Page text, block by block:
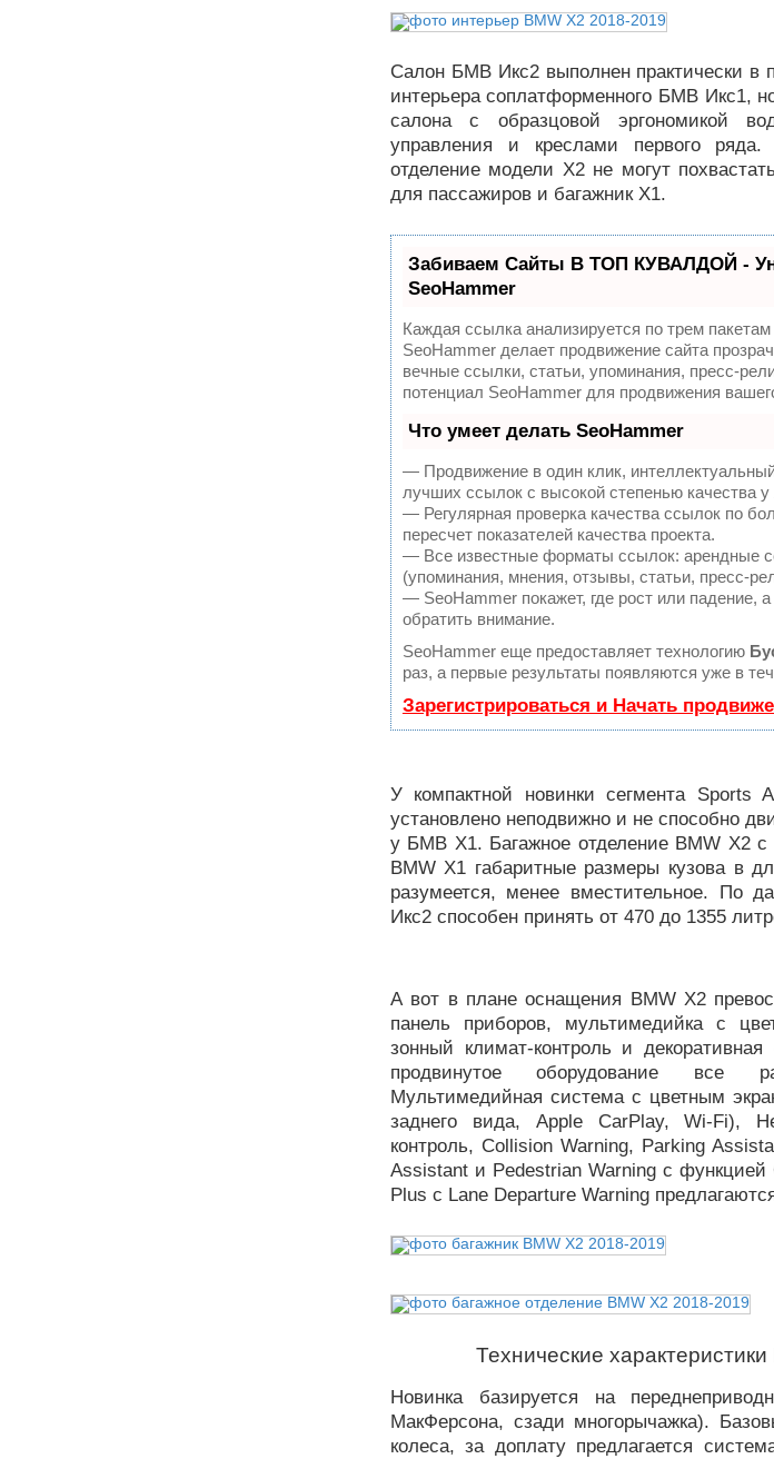
Салон БМВ Икс2 выполнен практически в
интерьера соплатформенного БМВ Икс1,
салона с образцовой эргономикой
управления и креслами первого
отделение модели X2 не могут
для пассажиров и багажник X1.
Забиваем Сайты В ТОП КУВАЛДОЙ -
SeoHammer
Каждая ссылка анализируется по трем пакетам
SeoHammer делает продвижение сайта
вечные ссылки, статьи, упоминания, пресс-
потенциал SeoHammer для продвижения
Что умеет делать SeoHammer
— Продвижение в один клик,
лучших ссылок с высокой степенью качества
— Регулярная проверка качества ссылок по
пересчет показателей качества проекта.
— Все известные форматы ссылок: арендные
(упоминания, мнения, отзывы, статьи, пресс-
— SeoHammer покажет, где рост или падение,
обратить внимание.
SeoHammer еще предоставляет технологию
раз, а первые результаты появляются уже в
Зарегистрироваться и Начать
У компактной новинки сегмента Sports
установлено неподвижно и не способно
у БМВ Х1. Багажное отделение BMW X2
BMW X1 габаритные размеры кузова в
разумеется, менее вместительное. По
Икс2 способен принять от 470 до 1355
А вот в плане оснащения BMW X2
панель приборов, мультимедийка с
зонный климат-контроль и
продвинутое оборудование все
Мультимедийная система с цветным
заднего вида, Apple CarPlay, Wi-Fi),
контроль, Collision Warning, Parking
Assistant и Pedestrian Warning с
Plus с Lane Departure Warning
Технические
Новинка базируется на
МакФерсона, сзади многорычажка).
колеса, за доплату предлагается